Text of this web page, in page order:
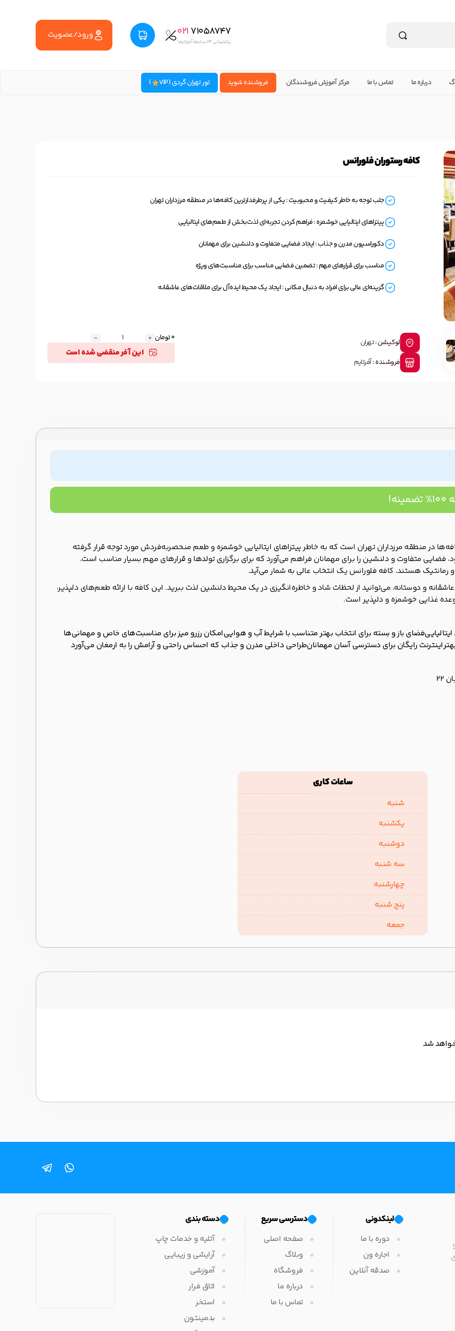
021 71058747
پشتیبانی ۲۴ ساعته آفرتایم!
ورود/عضویت
درباره ما تماس با ما مرکز آموزش فروشندگان فروشنده شوید تور تهران گردی (VIP )
کافه رستوران فلورانس
جلب توجه به خاطر کیفیت و محبوبیت : یکی از پرطرفدارترین کافه‌ها در منطقه مرزداران تهران
پیتزاهای ایتالیایی خوشمزه : فراهم کردن تجربه‌ای لذت‌بخش از طعم‌های ایتالیایی
دکوراسیون مدرن و جذاب : ایجاد فضایی متفاوت و دلنشین برای مهمانان
مناسب برای قرارهای مهم : تضمین فضایی مناسب برای مناسبت‌های ویژه
گزینه‌ای عالی برای افراد به دنبال مکانی : ایجاد یک محیط ایده‌آل برای ملاقات‌های عاشقانه
لوکیشن :تهران
فروشنده :آفرتایم
0 تومان
این آفر منقضی شده است
در منطقه مرزداران تهران است که به خاطر پیتزاهای ایتالیایی خوشمزه و طعم منحصربه‌فردش مورد توجه قرار گرفته
فضایی متفاوت و دلنشین را برای مهمانان فراهم می‌آورد که برای برگزاری تولدها و قرارهای مهم بسیار مناسب است.
هستند، کافه فلورانس یک انتخاب عالی به شمار می‌آید.
و دوستانه، می‌توانید از لحظات شاد و خاطره‌انگیزی در یک محیط دلنشین لذت ببرید. این کافه با ارائه طعم‌های دلپذیر،
غذایی خوشمزه و دلپذیر است.
فضای باز و بسته برای انتخاب بهتر متناسب با شرایط آب و هواییامکان رزرو میز برای مناسبت‌های خاص و مهمانی‌ها
اینترنت رایگان برای دسترسی آسان مهمانانطراحی داخلی مدرن و جذاب که احساس راحتی و آرامش را به ارمغان می‌آورد
ساعات کاری
شنبه
یکشنبه
دوشنبه
سه شنبه
چهارشنبه
پنج شنبه
جمعه
شد
لینکدونی
دوره با ما
اجاره ون
صدقه آنلاین
دسترسی سریع
صفحه اصلی
وبلاگ
فروشگاه
درباره ما
تماس با ما
دسته بندی
آتلیه و خدمات چاپ
آرایشی و زیبایی
آموزشی
اتاق فرار
استخر
بدمینتون